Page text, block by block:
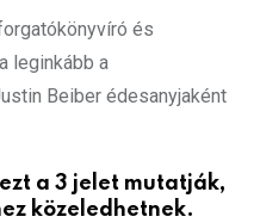
és
leginkább a
Beiber édesanyjaként
a 3 jelet mutatják,
közeledhetnek.